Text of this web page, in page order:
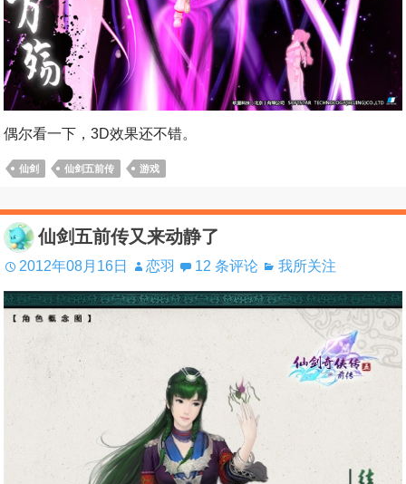
偶尔看一下，3D效果还不错。
仙剑 仙剑五前传 游戏
仙剑五前传又来动静了
2012年08月16日 恋羽 12 条评论 我所关注